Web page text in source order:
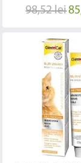
98,52 lei